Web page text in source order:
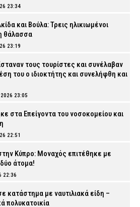
23:34
και Βούλα: Τρεις ηλικιωμένοι
θάλασσα
23:19
τους τουρίστες και συνέλαβαν
του ο ιδιοκτήτης και συνελήφθη και
23:05
στα Επείγοντα του νοσοκομείου και
22:51
Κύπρο: Μοναχός επιτέθηκε με
άτομα!
22:36
κατάστημα με ναυτιλιακά είδη –
πολυκατοικία